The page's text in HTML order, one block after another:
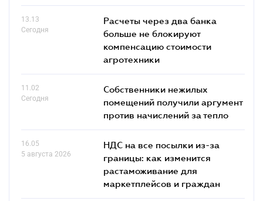
13.13
Сегодня
Расчеты через два банка
больше не блокируют
компенсацию стоимости
агротехники
11.02
Сегодня
Собственники нежилых
помещений получили аргумент
против начислений за тепло
16.05
5 августа 2026
НДС на все посылки из-за
границы: как изменится
растаможивание для
маркетплейсов и граждан